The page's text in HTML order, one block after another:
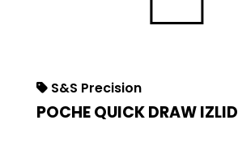
S&S Precision
POCHE QUICK DRAW IZLID